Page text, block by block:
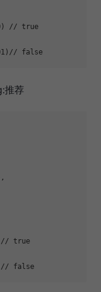
) // true
) // false
推荐
// true
// false